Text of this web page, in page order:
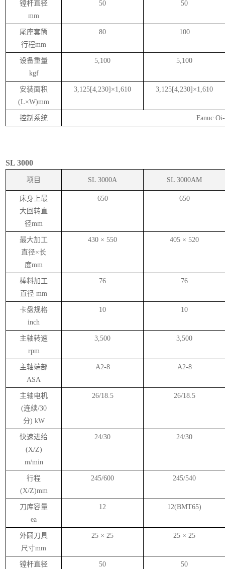
镗杆直径
mm
50 50
尾座套筒
行程mm
80 100
设备重量
kgf
5,100 5,100
安装面积
(L×W)mm
3,125[4,230] ×1,610 3,125[4,230] ×1,610
控制系统 Fanuc
SL 3000
项目 SL 3000A SL 3000AM
床身上最
大回转直
径mm
650 650
最大加工
直径×长
度mm
430 × 550 405 × 520
棒料加工
直径 mm
76 76
卡盘规格
inch
10 10
主轴转速
rpm
3,500 3,500
主轴端部
ASA
A2-8 A2-8
主轴电机
(连续/30
分) kW
26/18.5 26/18.5
快速进给
(X/Z)
m/min
24/30 24/30
行程
(X/Z)mm
245/600 245/540
刀库容量
ea
12 12(BMT65)
外圆刀具
尺寸mm
25 × 25 25 × 25
镗杆直径
50 50